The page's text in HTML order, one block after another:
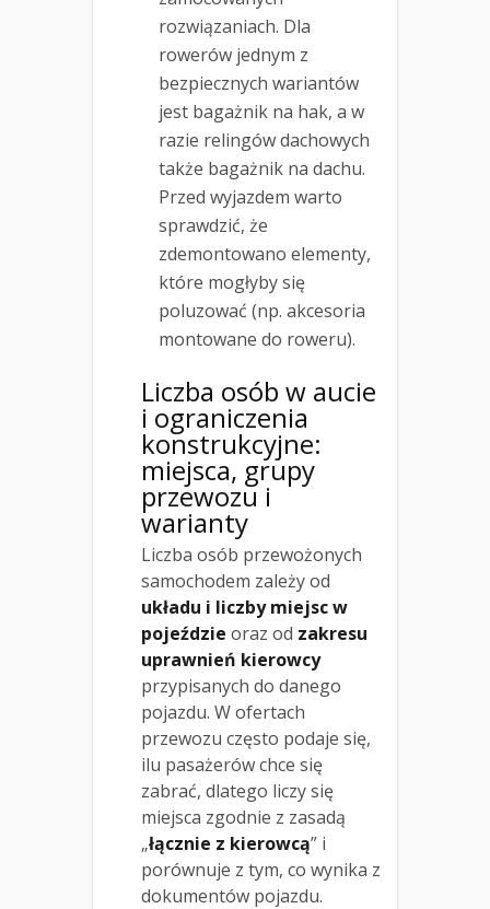
rozwiązaniach. Dla
rowerów jednym z
bezpiecznych wariantów
jest bagażnik na hak, a w
razie relingów dachowych
także bagażnik na dachu.
Przed wyjazdem warto
sprawdzić, że
zdemontowano elementy,
które mogłyby się
poluzować (np. akcesoria
montowane do roweru).
Liczba osób w aucie
i ograniczenia
konstrukcyjne:
miejsca, grupy
przewozu i
warianty
Liczba osób przewożonych
samochodem zależy od
układu i liczby miejsc w
pojeździe oraz od zakresu
uprawnień kierowcy
przypisanych do danego
pojazdu. W ofertach
przewozu często podaje się,
ilu pasażerów chce się
zabrać, dlatego liczy się
miejsca zgodnie z zasadą
„łącznie z kierowcą” i
porównuje z tym, co wynika z
dokumentów pojazdu.